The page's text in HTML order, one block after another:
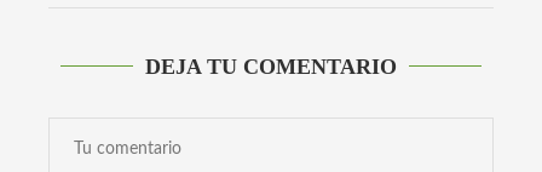
DEJA TU COMENTARIO